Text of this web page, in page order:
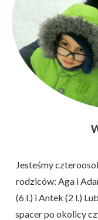
Jesteśmy
rodziców: Aga i
(6 l.) i Antek (2 l.)
spacer po okolicy